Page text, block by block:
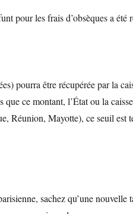
pour les frais d’obsèques a
pourra être récupérée par la
ce montant, l’État ou la
Réunion, Mayotte), ce seuil est
sachez qu’une nouvelle